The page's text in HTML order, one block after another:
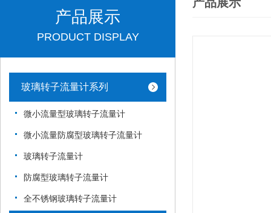
产品展示
PRODUCT DISPLAY
玻璃转子流量计系列
微小流量型玻璃转子流量计
微小流量防腐型玻璃转子流量计
玻璃转子流量计
防腐型玻璃转子流量计
全不锈钢玻璃转子流量计